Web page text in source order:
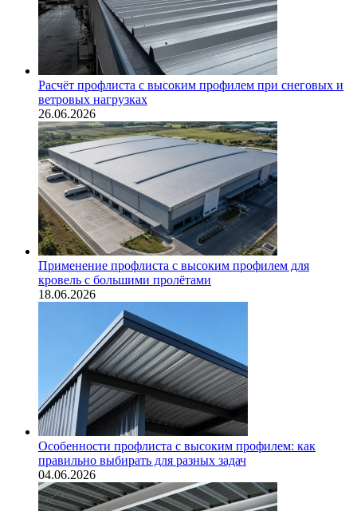
Расчёт профлиста с высоким профилем при снеговых и
ветровых нагрузках
26.06.2026
Применение профлиста с высоким профилем для
кровель с большими пролётами
18.06.2026
Особенности профлиста с высоким профилем: как
правильно выбирать для разных задач
04.06.2026